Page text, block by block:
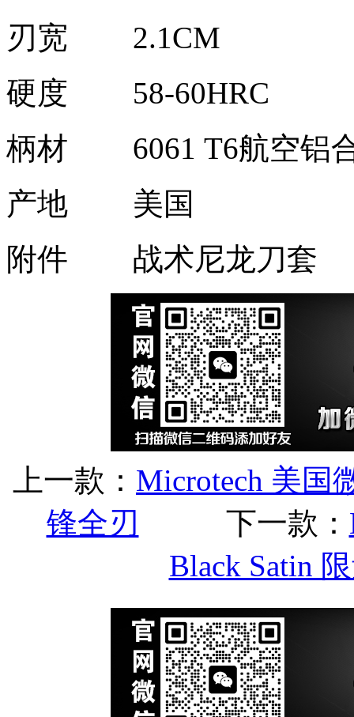
刃宽
2.1CM
硬度
58-60HRC
柄材
6061 T6航空铝
产地
美国
附件
战术尼龙刀套
上一款： Microtech 美国
锋全刃
下一款：
Black Satin